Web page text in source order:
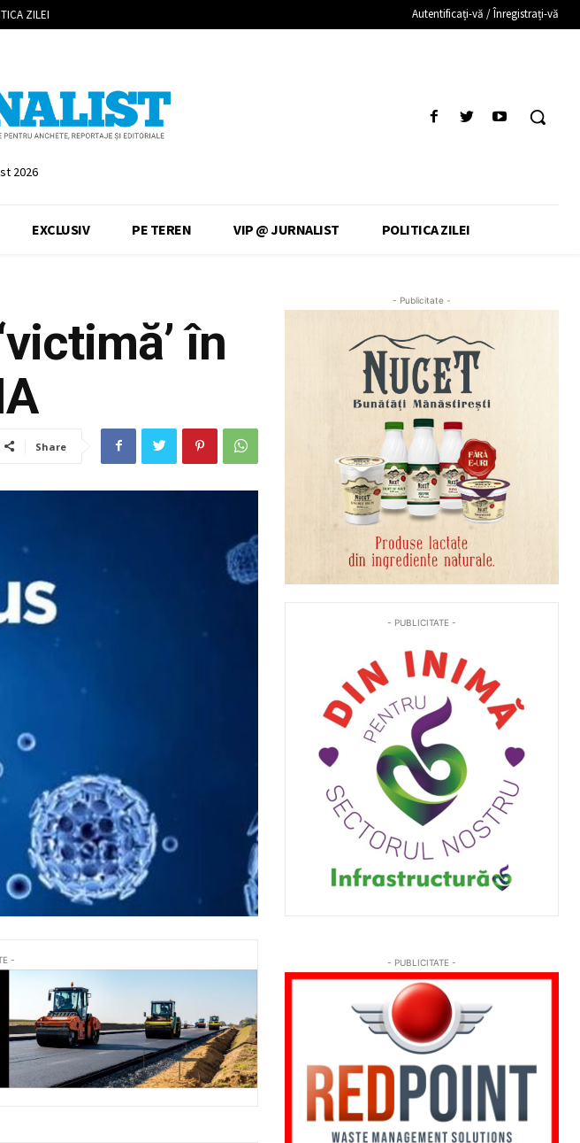
ZILEI Autentificați-vă / Înregistrați-vă
2026
EXCLUSIV PE TEREN VIP @ JURNALIST POLITICA ZILEI
în
Share
-
- Publicitate -
- PUBLICITATE -
- PUBLICITATE -